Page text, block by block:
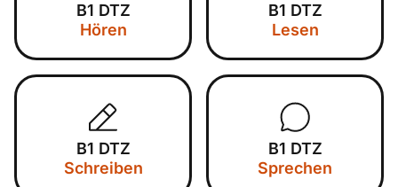
B1 DTZ
Hören
B1 DTZ
Lesen
B1 DTZ
Schreiben
B1 DTZ
Sprechen